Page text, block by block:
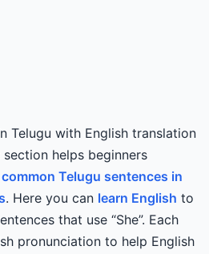
Telugu with English translation
helps beginners
Telugu sentences in
. Here you can learn English to
that use “She”. Each
pronunciation to help English